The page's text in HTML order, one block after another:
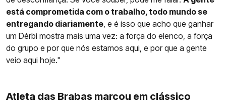
está comprometida com o trabalho, todo mundo se
entregando diariamente, e é isso que acho que ganhar
um Dérbi mostra mais uma vez: a força do elenco, a força
do grupo e por que nós estamos aqui, e por que a gente
veio aqui hoje."
Atleta das Brabas marcou em clássico